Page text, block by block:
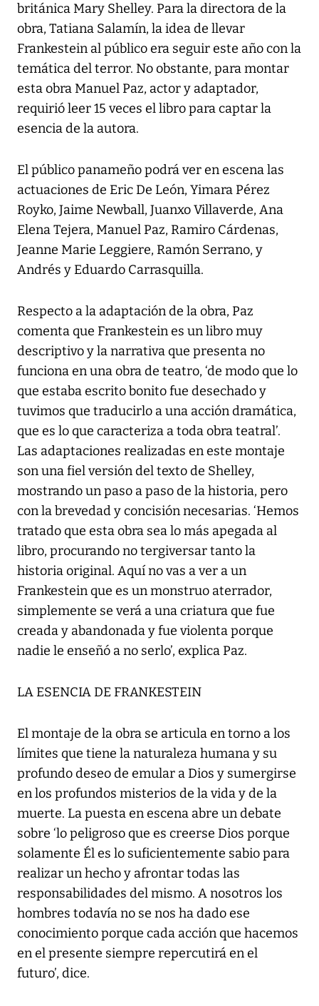
británica Mary Shelley. Para la directora de la
obra, Tatiana Salamín, la idea de llevar
Frankestein al público era seguir este año con la
temática del terror. No obstante, para montar
esta obra Manuel Paz, actor y adaptador,
requirió leer 15 veces el libro para captar la
esencia de la autora.
El público panameño podrá ver en escena las
actuaciones de Eric De León, Yimara Pérez
Royko, Jaime Newball, Juanxo Villaverde, Ana
Elena Tejera, Manuel Paz, Ramiro Cárdenas,
Jeanne Marie Leggiere, Ramón Serrano, y
Andrés y Eduardo Carrasquilla.
Respecto a la adaptación de la obra, Paz
comenta que Frankestein es un libro muy
descriptivo y la narrativa que presenta no
funciona en una obra de teatro, ‘de modo que lo
que estaba escrito bonito fue desechado y
tuvimos que traducirlo a una acción dramática,
que es lo que caracteriza a toda obra teatral’.
Las adaptaciones realizadas en este montaje
son una fiel versión del texto de Shelley,
mostrando un paso a paso de la historia, pero
con la brevedad y concisión necesarias. ‘Hemos
tratado que esta obra sea lo más apegada al
libro, procurando no tergiversar tanto la
historia original. Aquí no vas a ver a un
Frankestein que es un monstruo aterrador,
simplemente se verá a una criatura que fue
creada y abandonada y fue violenta porque
nadie le enseñó a no serlo’, explica Paz.
LA ESENCIA DE FRANKESTEIN
El montaje de la obra se articula en torno a los
límites que tiene la naturaleza humana y su
profundo deseo de emular a Dios y sumergirse
en los profundos misterios de la vida y de la
muerte. La puesta en escena abre un debate
sobre ‘lo peligroso que es creerse Dios porque
solamente Él es lo suficientemente sabio para
realizar un hecho y afrontar todas las
responsabilidades del mismo. A nosotros los
hombres todavía no se nos ha dado ese
conocimiento porque cada acción que hacemos
en el presente siempre repercutirá en el
futuro’, dice.